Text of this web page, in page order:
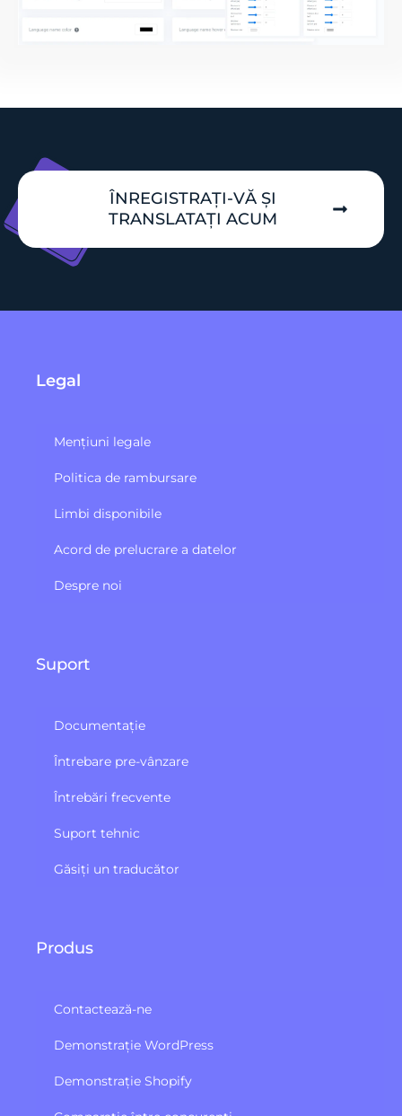
ÎNREGISTRAȚI-VĂ ȘI
TRANSLATAȚI ACUM
Legal
Mențiuni legale
Politica de rambursare
Limbi disponibile
Acord de prelucrare a datelor
Despre noi
Suport
Documentație
Întrebare pre-vânzare
Întrebări frecvente
Suport tehnic
Găsiți un traducător
Produs
Contactează-ne
Demonstrație WordPress
Demonstrație Shopify